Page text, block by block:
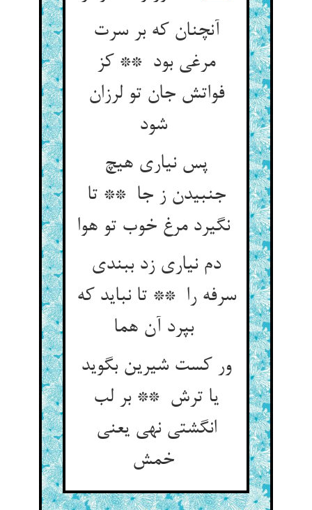
آنچنان که بر سرت
مرغی بود ** کز
فواتش جان تو لرزان
شود
پس نیاری هیچ
جنبیدن ز جا ** تا
نگیرد مرغ خوب تو هوا
دم نیاری زد ببندی
سرفه را ** تا نباید که
بپرد آن هما
ور کست شیرین بگوید
یا ترش ** بر لب
انگشتی نهی یعنی